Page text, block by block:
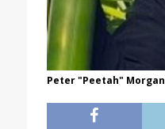
Peter "Peetah" Morgan